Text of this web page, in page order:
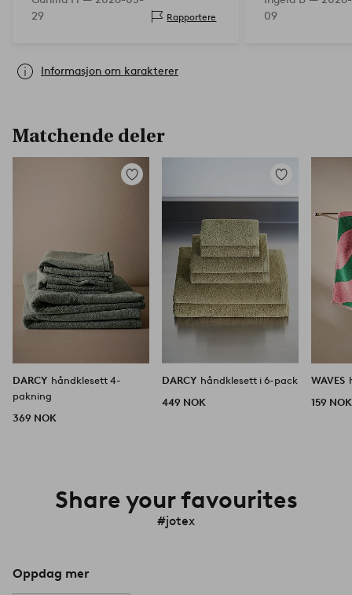
29
Rapportere
09
Informasjon om karakterer
Matchende deler
Legg
favoritter
DARCY håndklesett 4-
pakning
369 NOK
Legg
favoritter
DARCY håndklesett i 6-pack
449 NOK
WAVES
159 NOK
Share your favourites
#jotex
Oppdag mer